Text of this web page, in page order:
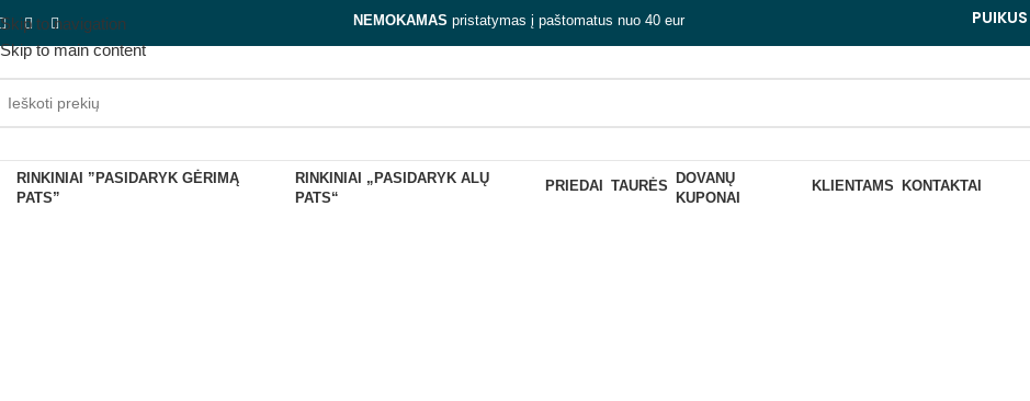
Skip to navigation
Skip to main content
NEMOKAMAS pristatymas į paštomatus nuo 40 eur PUIKUS
RINKINIAI ”PASIDARYK GĖRIMĄ
PATS”
RINKINIAI „PASIDARYK ALŲ
PATS“
PRIEDAI TAURĖS
DOVANŲ
KUPONAI
KLIENTAMS KONTAKTAI
Dovanų rinkinys